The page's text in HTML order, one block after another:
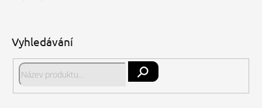
Vyhledávání